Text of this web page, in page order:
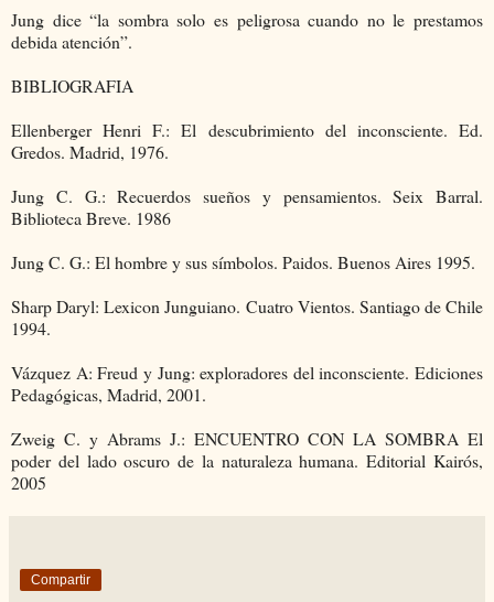
Jung dice “la sombra solo es peligrosa cuando no le prestamos
debida atención”.
BIBLIOGRAFIA
Ellenberger Henri F.: El descubrimiento del inconsciente. Ed.
Gredos. Madrid, 1976.
Jung C. G.: Recuerdos sueños y pensamientos. Seix Barral.
Biblioteca Breve. 1986
Jung C. G.: El hombre y sus símbolos. Paidos. Buenos Aires 1995.
Sharp Daryl: Lexicon Junguiano. Cuatro Vientos. Santiago de Chile
1994.
Vázquez A: Freud y Jung: exploradores del inconsciente. Ediciones
Pedagógicas, Madrid, 2001.
Zweig C. y Abrams J.: ENCUENTRO CON LA SOMBRA El
poder del lado oscuro de la naturaleza humana. Editorial Kairós,
2005
Compartir